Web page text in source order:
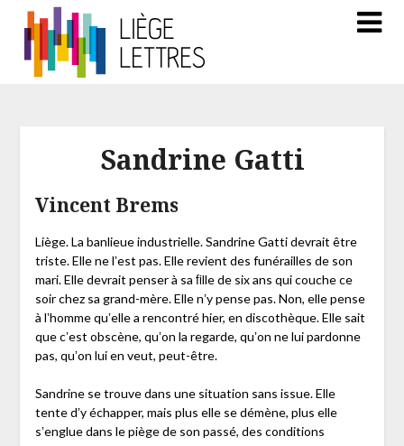
Sandrine Gatti
Vincent Brems
Liège. La banlieue industrielle. Sandrine Gatti devrait être
triste. Elle ne lʼest pas. Elle revient des funérailles de son
mari. Elle devrait penser à sa ﬁlle de six ans qui couche ce
soir chez sa grand-mère. Elle nʼy pense pas. Non, elle pense
à lʼhomme quʼelle a rencontré hier, en discothèque. Elle sait
que cʼest obscène, quʼon la regarde, quʼon ne lui pardonne
pas, quʼon lui en veut, peut-être.
Sandrine se trouve dans une situation sans issue. Elle
tente dʼy échapper, mais plus elle se démène, plus elle
sʼenglue dans le piège de son passé, des conditions